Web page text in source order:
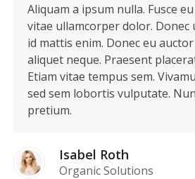
Aliquam a ipsum nulla. Fusce
vitae ullamcorper dolor. Donec
id mattis enim. Donec eu
aliquet neque. Praesent
Etiam vitae tempus sem.
sed sem lobortis vulputate.
pretium.
Isabel Roth
Organic Solutions